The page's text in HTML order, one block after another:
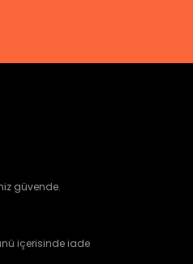
güvende.
içerisinde iade